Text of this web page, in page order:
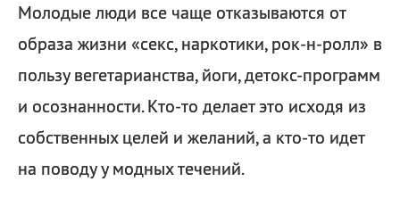
Молодые люди все чаще отказываются от
образа жизни «секс, наркотики, рок-н-ролл» в
пользу вегетарианства, йоги, детокс-программ
и осознанности. Кто-то делает это исходя из
собственных целей и желаний, а кто-то идет
на поводу у модных течений.